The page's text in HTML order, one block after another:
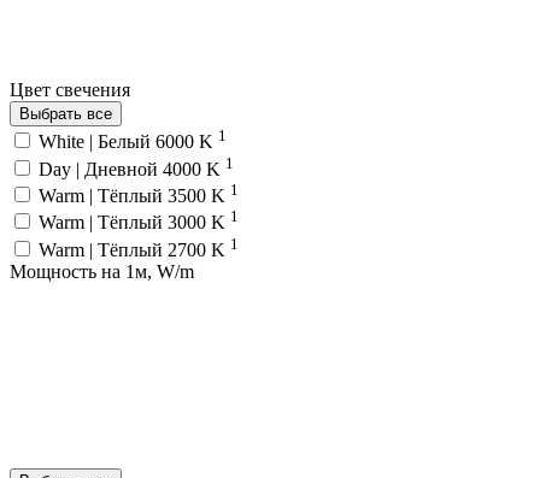
Цвет свечения
Выбрать все
White | Белый 6000 K 1
Day | Дневной 4000 K 1
Warm | Тёплый 3500 K 1
Warm | Тёплый 3000 K 1
Warm | Тёплый 2700 K 1
Мощность на 1м, W/m